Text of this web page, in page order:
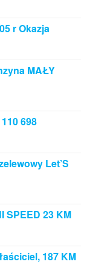
r Okazja
MAŁY
698
Let’S
SPEED 23 KM
187 KM